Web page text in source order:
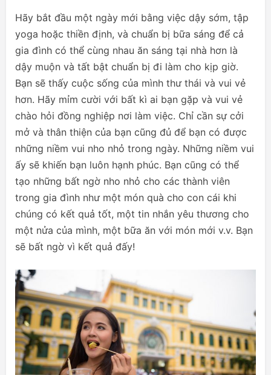
Hãy bắt đầu một ngày mới bằng việc dậy sớm, tập
yoga hoặc thiền định, và chuẩn bị bữa sáng để cả
gia đình có thể cùng nhau ăn sáng tại nhà hơn là
dậy muộn và tất bật chuẩn bị đi làm cho kịp giờ.
Bạn sẽ thấy cuộc sống của mình thư thái và vui vẻ
hơn. Hãy mỉm cười với bất kì ai bạn gặp và vui vẻ
chào hỏi đồng nghiệp nơi làm việc. Chỉ cần sự cởi
mở và thân thiện của bạn cũng đủ để bạn có được
những niềm vui nho nhỏ trong ngày. Những niềm vui
ấy sẽ khiến bạn luôn hạnh phúc. Bạn cũng có thể
tạo những bất ngờ nho nhỏ cho các thành viên
trong gia đình như một món quà cho con cái khi
chúng có kết quả tốt, một tin nhắn yêu thương cho
một nửa của mình, một bữa ăn với món mới v.v. Bạn
sẽ bất ngờ vì kết quả đấy!